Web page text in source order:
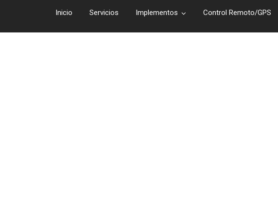
Inicio Servicios Implementos Control Remoto/GPS